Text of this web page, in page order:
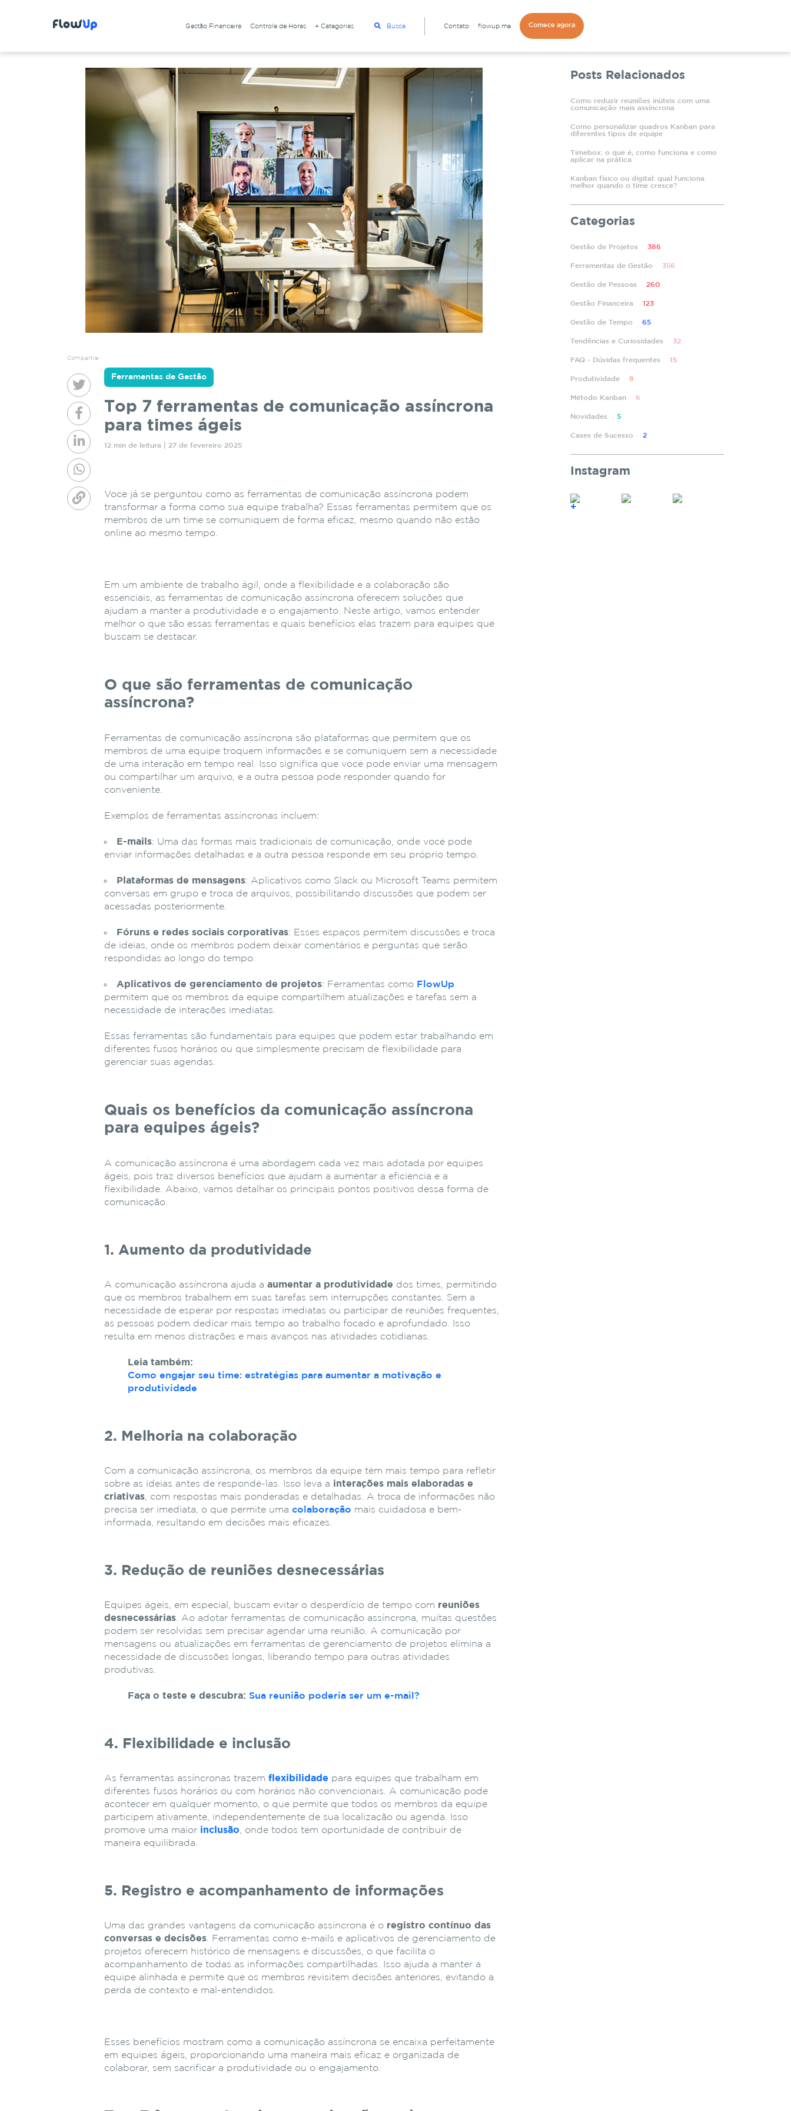
Gestão Financeira Controle de Horas + Categorias Busca Contato flowup.me Comece agora
Compartile
Ferramentas de Gestão
Top 7 ferramentas de comunicação assíncrona
para times ágeis
12 min de leitura | 27 de fevereiro 2025
Você já se perguntou como as ferramentas de comunicação assíncrona podem
transformar a forma como sua equipe trabalha? Essas ferramentas permitem que os
membros de um time se comuniquem de forma eficaz, mesmo quando não estão
online ao mesmo tempo.
Em um ambiente de trabalho ágil, onde a flexibilidade e a colaboração são
essenciais, as ferramentas de comunicação assíncrona oferecem soluções que
ajudam a manter a produtividade e o engajamento. Neste artigo, vamos entender
melhor o que são essas ferramentas e quais benefícios elas trazem para equipes que
buscam se destacar.
O que são ferramentas de comunicação
assíncrona?
Ferramentas de comunicação assíncrona são plataformas que permitem que os
membros de uma equipe troquem informações e se comuniquem sem a necessidade
de uma interação em tempo real. Isso significa que você pode enviar uma mensagem
ou compartilhar um arquivo, e a outra pessoa pode responder quando for
conveniente.
Exemplos de ferramentas assíncronas incluem:
E-mails: Uma das formas mais tradicionais de comunicação, onde você pode
enviar informações detalhadas e a outra pessoa responde em seu próprio tempo.
Plataformas de mensagens: Aplicativos como Slack ou Microsoft Teams permitem
conversas em grupo e troca de arquivos, possibilitando discussões que podem ser
acessadas posteriormente.
Fóruns e redes sociais corporativas: Esses espaços permitem discussões e troca
de ideias, onde os membros podem deixar comentários e perguntas que serão
respondidas ao longo do tempo.
Aplicativos de gerenciamento de projetos: Ferramentas como FlowUp
permitem que os membros da equipe compartilhem atualizações e tarefas sem a
necessidade de interações imediatas.
Essas ferramentas são fundamentais para equipes que podem estar trabalhando em
diferentes fusos horários ou que simplesmente precisam de flexibilidade para
gerenciar suas agendas.
Quais os benefícios da comunicação assíncrona
para equipes ágeis?
A comunicação assíncrona é uma abordagem cada vez mais adotada por equipes
ágeis, pois traz diversos benefícios que ajudam a aumentar a eficiência e a
flexibilidade. Abaixo, vamos detalhar os principais pontos positivos dessa forma de
comunicação.
1. Aumento da produtividade
A comunicação assíncrona ajuda aaumentar a produtividade dos times, permitindo
que os membros trabalhem em suas tarefas sem interrupções constantes. Sem a
necessidade de esperar por respostas imediatas ou participar de reuniões frequentes,
as pessoas podem dedicar mais tempo ao trabalho focado e aprofundado. Isso
resulta em menos distrações e mais avanços nas atividades cotidianas.
Leia também:
Como engajar seu time: estratégias para aumentar a motivação e
produtividade
2. Melhoria na colaboração
Com a comunicação assíncrona, os membros da equipe têm mais tempo para refletir
sobre as ideias antes de respondê-las. Isso leva a interações mais elaboradas e
criativas, com respostas mais ponderadas e detalhadas. A troca de informações não
precisa ser imediata, o que permite umacolaboração mais cuidadosa e bem-
informada, resultando em decisões mais eficazes.
3. Redução de reuniões desnecessárias
Equipes ágeis, em especial, buscam evitar o desperdício de tempo com reuniões
desnecessárias. Ao adotar ferramentas de comunicação assíncrona, muitas questões
podem ser resolvidas sem precisar agendar uma reunião. A comunicação por
mensagens ou atualizações em ferramentas de gerenciamento de projetos elimina a
necessidade de discussões longas, liberando tempo para outras atividades
produtivas.
Faça o teste e descubra: Sua reunião poderia ser um e-mail?
4. Flexibilidade e inclusão
As ferramentas assíncronas trazemflexibilidade para equipes que trabalham em
diferentes fusos horários ou com horários não convencionais. A comunicação pode
acontecer em qualquer momento, o que permite que todos os membros da equipe
participem ativamente, independentemente de sua localização ou agenda. Isso
promove uma maior inclusão, onde todos têm oportunidade de contribuir de
maneira equilibrada.
5. Registro e acompanhamento de informações
Uma das grandes vantagens da comunicação assíncrona é o registro contínuo das
conversas e decisões. Ferramentas como e-mails e aplicativos de gerenciamento de
projetos oferecem histórico de mensagens e discussões, o que facilita o
acompanhamento de todas as informações compartilhadas. Isso ajuda a manter a
equipe alinhada e permite que os membros revisitem decisões anteriores, evitando a
perda de contexto e mal-entendidos.
Esses benefícios mostram como a comunicação assíncrona se encaixa perfeitamente
em equipes ágeis, proporcionando uma maneira mais eficaz e organizada de
colaborar, sem sacrificar a produtividade ou o engajamento.
Posts Relacionados
Como reduzir reuniões inúteis com uma
comunicação mais assíncrona
Como personalizar quadros Kanban para
diferentes tipos de equipe
Timebox: o que é, como funciona e como
aplicar na prática
Kanban físico ou digital: qual funciona
melhor quando o time cresce?
Categorias
Gestão de Projetos 386
Ferramentas de Gestão 356
Gestão de Pessoas 260
Gestão Financeira 123
Gestão de Tempo 65
Tendências e Curiosidades 32
FAQ - Dúvidas frequentes 15
Produtividade 8
Método Kanban 6
Novidades 5
Cases de Sucesso 2
Instagram
+